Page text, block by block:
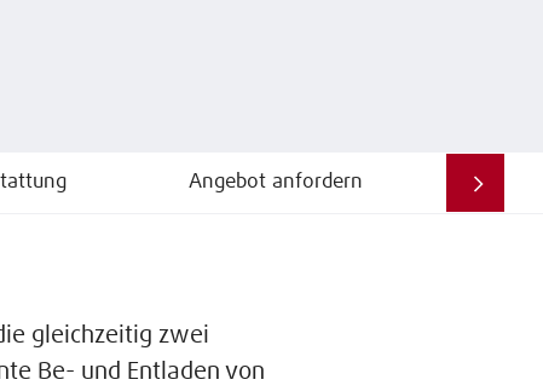
Angebot anfordern
gleichzeitig zwei
Be- und Entladen von